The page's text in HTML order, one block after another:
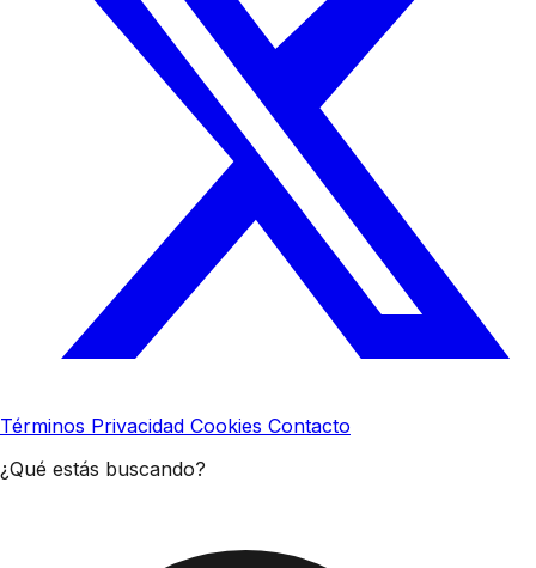
Términos Privacidad Cookies Contacto
¿Qué estás buscando?